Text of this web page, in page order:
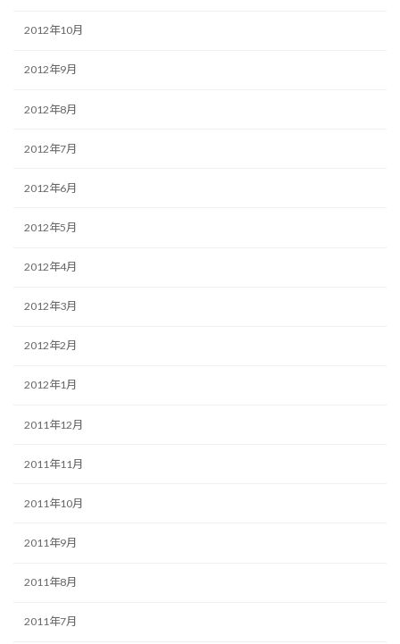
2012年10月
2012年9月
2012年8月
2012年7月
2012年6月
2012年5月
2012年4月
2012年3月
2012年2月
2012年1月
2011年12月
2011年11月
2011年10月
2011年9月
2011年8月
2011年7月